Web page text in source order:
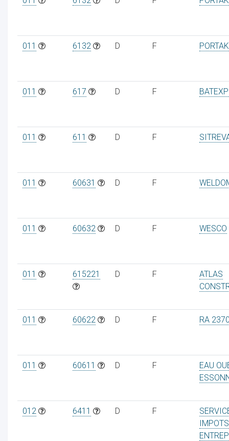
011 6132 D F
011 617 D F
011 611 D F
011 60631 D F
011 60632 D F WESCO
011 615221 D F
ATLAS
011 60622 D F RA
011 60611 D F
EAU
012 6411 D F
IMPOTS